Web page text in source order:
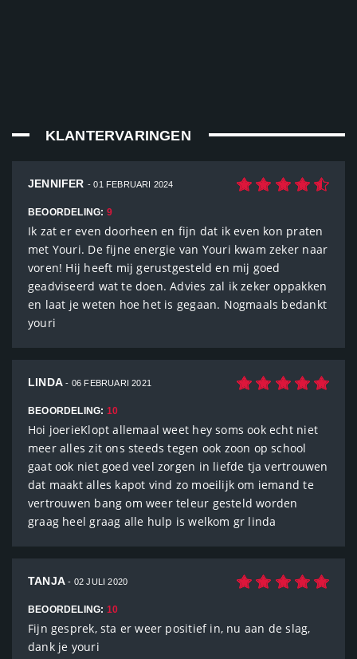
KLANTERVARINGEN
JENNIFER - 01 FEBRUARI 2024
BEOORDELING: 9
Ik zat er even doorheen en fijn dat ik even kon praten
met Youri. De fijne energie van Youri kwam zeker naar
voren! Hij heeft mij gerustgesteld en mij goed
geadviseerd wat te doen. Advies zal ik zeker oppakken
en laat je weten hoe het is gegaan. Nogmaals bedankt
youri
LINDA- 06 FEBRUARI 2021
BEOORDELING: 10
Hoi joerieKlopt allemaal weet hey soms ook echt niet
meer alles zit ons steeds tegen ook zoon op school
gaat ook niet goed veel zorgen in liefde tja vertrouwen
dat maakt alles kapot vind zo moeilijk om iemand te
vertrouwen bang om weer teleur gesteld worden
graag heel graag alle hulp is welkom gr linda
TANJA- 02 JULI 2020
BEOORDELING: 10
Fijn gesprek, sta er weer positief in, nu aan de slag,
dank je youri